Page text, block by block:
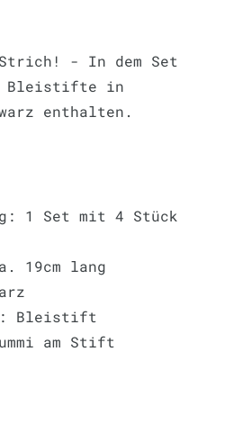
- In dem Set
Bleistifte in
enthalten.
1 Set mit 4 Stück
19cm lang
Bleistift
am Stift